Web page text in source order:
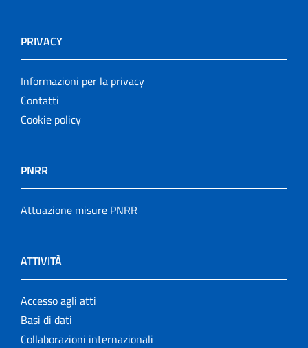
PRIVACY
Informazioni per la privacy
Contatti
Cookie policy
PNRR
Attuazione misure PNRR
ATTIVITÀ
Accesso agli atti
Basi di dati
Collaborazioni internazionali